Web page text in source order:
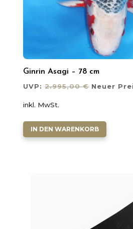
Ginrin Asagi – 78 cm
UVP: 2.995,00€
2.995,00 €
Neuer
inkl. MwSt.
IN DEN WARENKORB